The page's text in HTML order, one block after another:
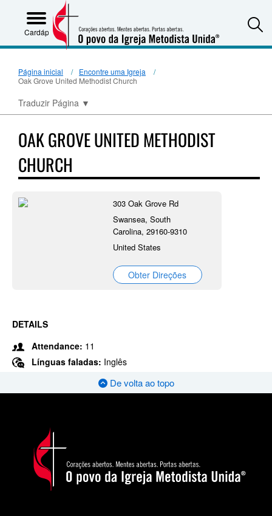
Cardápio
Página inicial
Encontre uma Igreja
Oak Grove United Methodist Church
Traduzir Página ▼
OAK GROVE UNITED METHODIST
CHURCH
303 Oak Grove Rd
Swansea, South
Carolina, 29160-9310
United States
Obter Direções
DETAILS
Attendance: 11
Línguas faladas: Inglês
De volta ao topo